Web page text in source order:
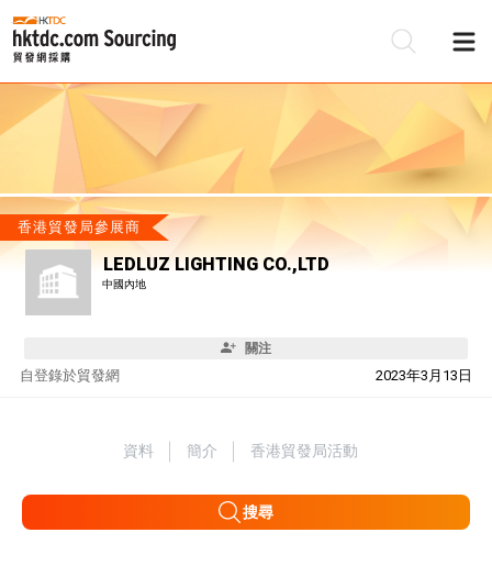
香港貿發局參展商
LEDLUZ LIGHTING CO.,LTD
中國內地
關注
自 2023年3月13日
登錄於貿發網
資料 簡介 香港貿發局活動
搜尋